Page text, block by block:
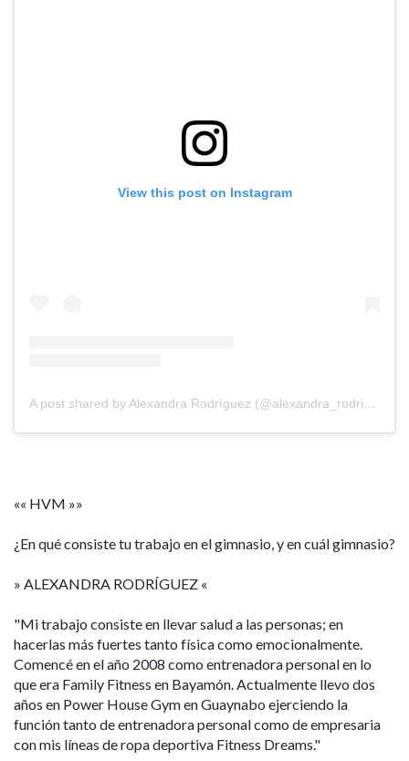
View this post on Instagram
A post shared by Alexandra Rodríguez (@alexandra_rodriguez85)
«« HVM »»
¿En qué consiste tu trabajo en el gimnasio, y en cuál gimnasio?
» ALEXANDRA RODRÍGUEZ «
"Mi trabajo consiste en llevar salud a las personas; en
hacerlas más fuertes tanto física como emocionalmente.
Comencé en el año 2008 como entrenadora personal en lo
que era Family Fitness en Bayamón. Actualmente llevo dos
años en Power House Gym en Guaynabo ejerciendo la
función tanto de entrenadora personal como de empresaria
con mis líneas de ropa deportiva Fitness Dreams."